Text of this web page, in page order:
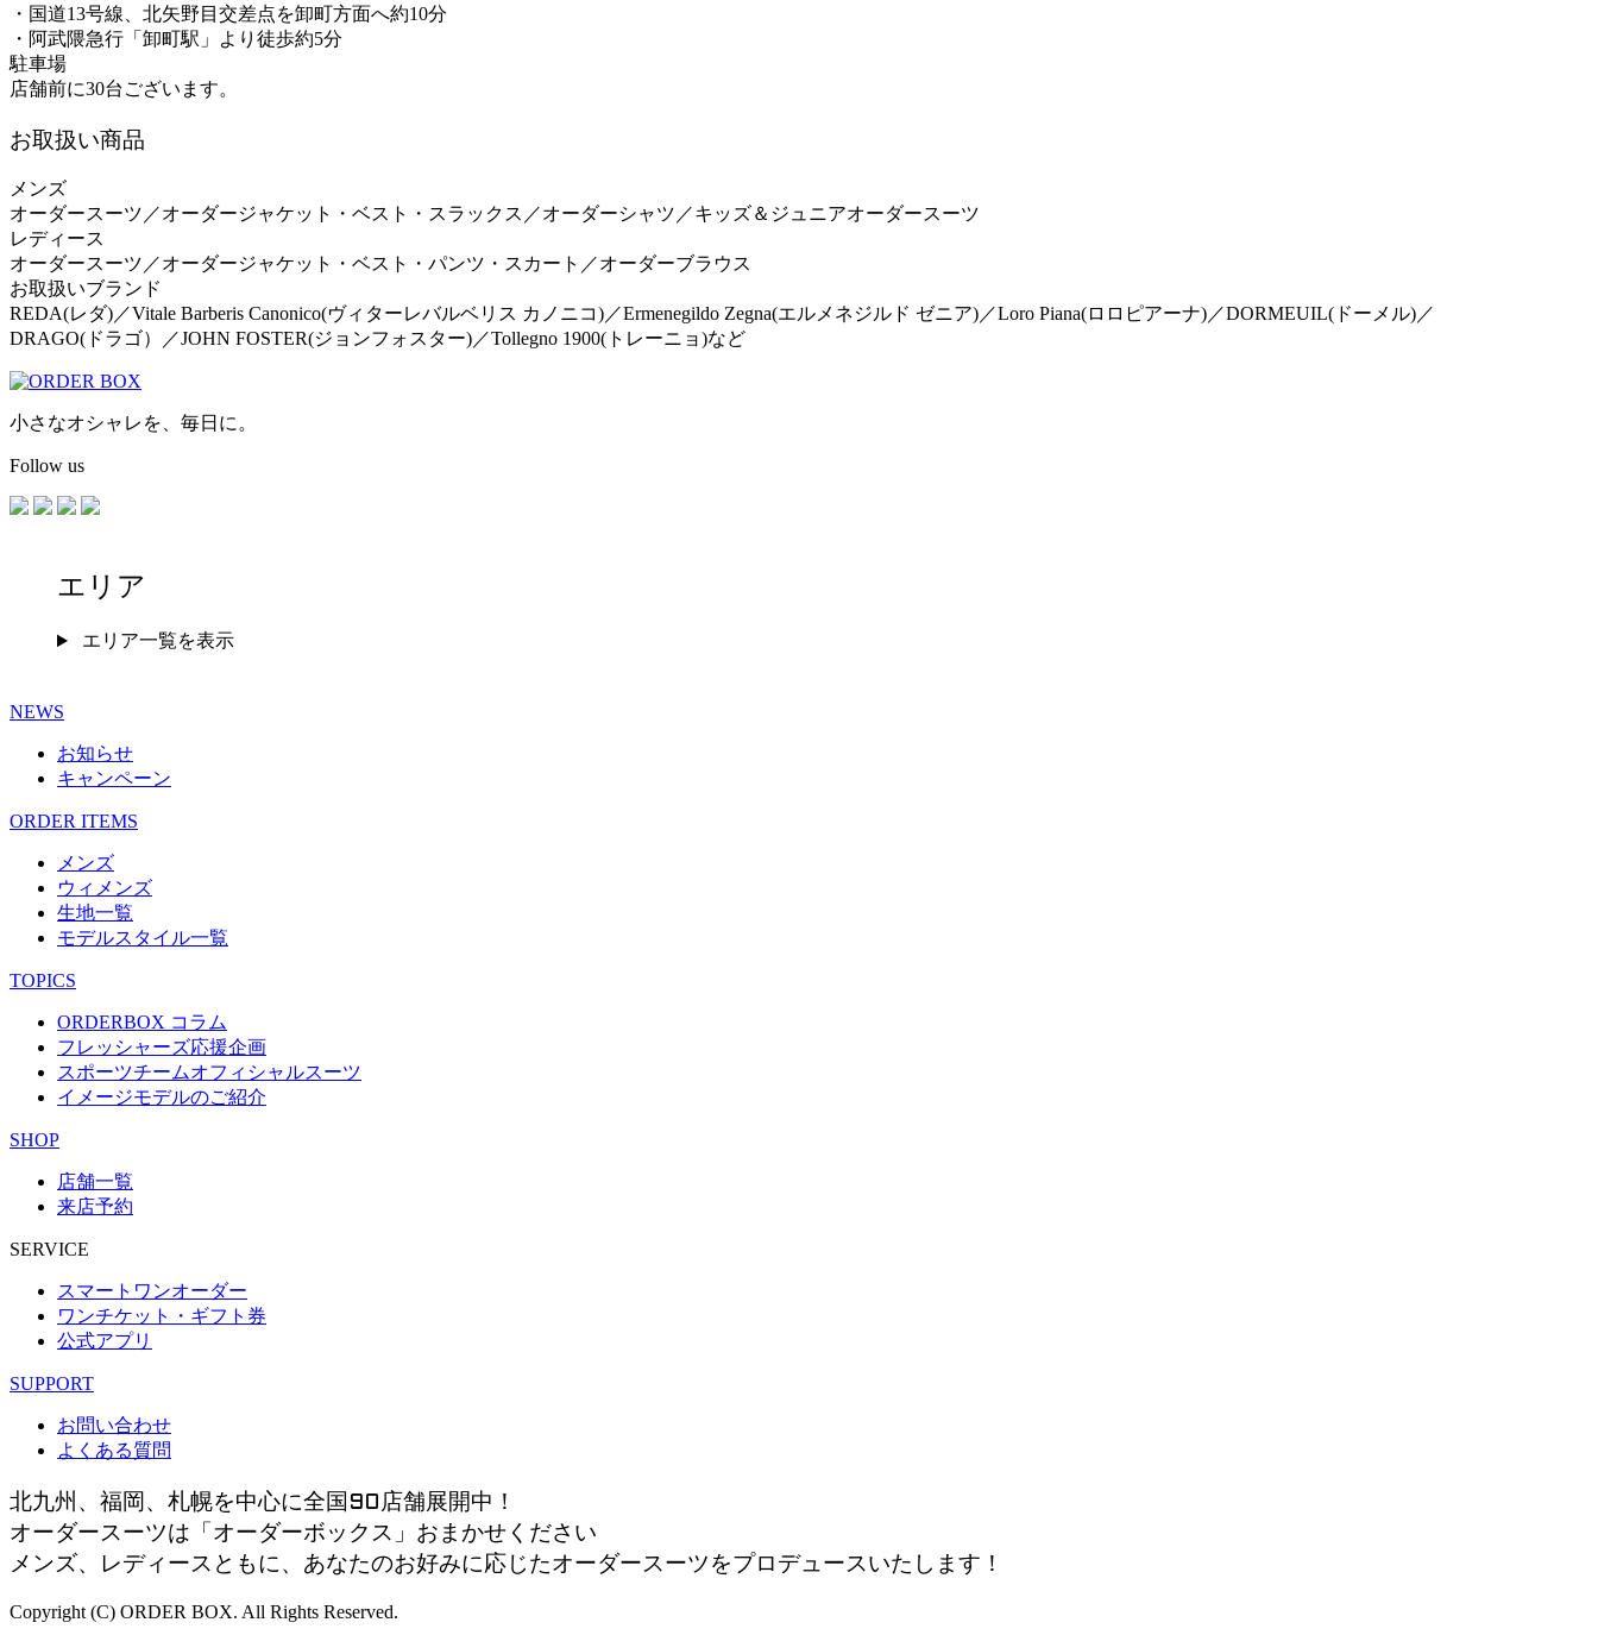
・国道13号線、北矢野目交差点を卸町方面へ約10分
・阿武隈急行「卸町駅」より徒歩約5分
駐車場
店舗前に30台ございます。
お取扱い商品
メンズ
オーダースーツ／オーダージャケット・ベスト・スラックス／オーダーシャツ／キッズ＆ジュニアオーダースーツ
レディース
オーダースーツ／オーダージャケット・ベスト・パンツ・スカート／オーダーブラウス
お取扱いブランド
REDA(レダ)／Vitale Barberis Canonico(ヴィターレバルベリス カノニコ)／Ermenegildo Zegna(エルメネジルド ゼニア)／Loro Piana(ロロピアーナ)／DORMEUIL(ドーメル)／
DRAGO(ドラゴ）／JOHN FOSTER(ジョンフォスター)／Tollegno 1900(トレーニョ)など
小さなオシャレを、毎日に。
Follow us
エリア
エリア一覧を表示
NEWS
お知らせ
キャンペーン
ORDER ITEMS
メンズ
ウィメンズ
生地一覧
モデルスタイル一覧
TOPICS
ORDERBOX コラム
フレッシャーズ応援企画
スポーツチームオフィシャルスーツ
イメージモデルのご紹介
SHOP
店舗一覧
来店予約
SERVICE
スマートワンオーダー
ワンチケット・ギフト券
公式アプリ
SUPPORT
お問い合わせ
よくある質問
北九州、福岡、札幌を中心に全国90店舗展開中！
オーダースーツは「オーダーボックス」おまかせください
メンズ、レディースともに、あなたのお好みに応じたオーダースーツをプロデュースいたします！
Copyright (C) ORDER BOX. All Rights Reserved.